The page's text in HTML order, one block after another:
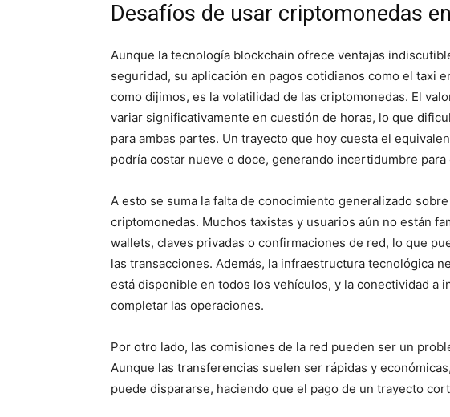
Desafíos de usar criptomonedas
Aunque la tecnología blockchain ofrece ventajas
seguridad, su aplicación en pagos cotidianos como el taxi
como dijimos, es la volatilidad de las criptomonedas. El
variar significativamente en cuestión de horas, lo que
para ambas partes. Un trayecto que hoy cuesta el
podría costar nueve o doce, generando incertidumbre
A esto se suma la falta de conocimiento generalizado
criptomonedas. Muchos taxistas y usuarios aún no están
wallets, claves privadas o confirmaciones de red, lo que
las transacciones. Además, la infraestructura tecnológica
está disponible en todos los vehículos, y la conectividad a
completar las operaciones.
Por otro lado, las comisiones de la red pueden ser un
Aunque las transferencias suelen ser rápidas y
puede dispararse, haciendo que el pago de un trayecto